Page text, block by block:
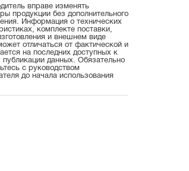
вправе изменять
продукции без дополнительного
Информация о технических
комплекте поставки,
и внешнем виде
отличаться от фактической и
на последних доступных к
публикации данных. Обязательно
с руководством
до начала использования